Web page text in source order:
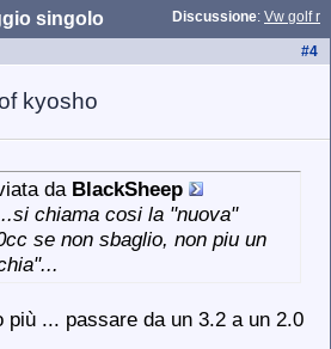
Discussione: Vw golf r
singolo
#4
kyosho
da BlackSheep
chiama cosi la "nuova"
se non sbaglio, non piu un
più ... passare da un 3.2 a un 2.0